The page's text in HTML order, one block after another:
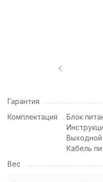
Гарантия
Комплектация
Блок
Выходной
Кабель
Вес